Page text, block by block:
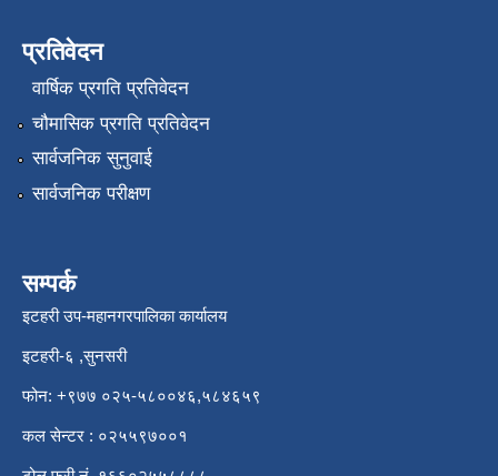
प्रतिवेदन
वार्षिक प्रगति प्रतिवेदन
चौमासिक प्रगति प्रतिवेदन
सार्वजनिक सुनुवाई
सार्वजनिक परीक्षण
सम्पर्क
इटहरी उप-महानगरपालिका कार्यालय
इटहरी-६ ,सुनसरी
फोन: +९७७ ०२५-५८००४६,५८४६५९
कल सेन्टर : ०२५५९७००१